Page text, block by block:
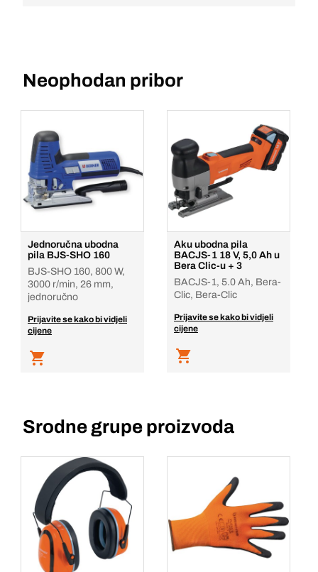
Neophodan pribor
Jednoručna ubodna
pila BJS-SHO 160
BJS-SHO 160, 800 W,
3000 r/min, 26 mm,
jednoručno
Prijavite se kako bi vidjeli
cijene
Aku ubodna pila
BACJS-1 18 V, 5,0 Ah u
Bera Clic-u + 3
BACJS-1, 5.0 Ah, Bera-
Clic, Bera-Clic
Prijavite se kako bi vidjeli
cijene
Srodne grupe proizvoda